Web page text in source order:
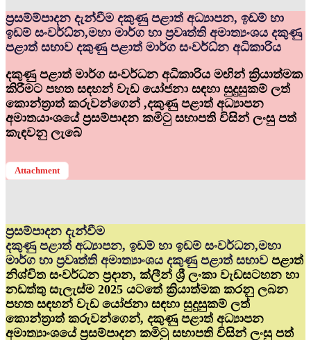
ප්‍රසම්ම්පාදන දැන්වීම දකුණු පළාත් අධ්‍යාපන, ඉඩම් හා
ඉඩම් සංවර්ධ්‍න,මහා මාර්ග හා ප්‍රවෘත්ති අමාත්‍යංශය දකුණු
පළාත් සභාව දකුණු පළාත් මාර්ග සංවර්ධ්‍න අධිකාරිය
දකුණු පළාත් මාර්ග සංවර්ධන අධිකාරිය මඟින් ක්‍රියාත්මක
කිරීමට පහත සඳහන් වැඩ යෝජනා සඳහා සුදුසුකම් ලත්
කොන්ත්‍රාත් කරුවන්ගෙන් ,දකුණු පළාත් අධ්‍යාපන
අමාතයාංශයේ ප්‍රසම්පාදන කමිටු සභාපති විසින් ලංසු පත්
කැඳවනු ලැබේ
Attachment
ප්‍රසම්පාදන දැන්වීම
දකුණු පළාත් අධ්‍යාපන, ඉඩම් හා ඉඩම් සංවර්ධන,මහා
මාර්ග හා ප්‍රවෘත්ති අමාත්‍යාංශය දකුණු පළාත් සභාව පළාත්
නිශ්චිත සංවර්ධන ප්‍රදාන, ක්ලීන් ශ්‍රී ලංකා වැඩසටහන හා
නඩත්තු සැලැස්ම 2025 යටතේ ක්‍රියාත්මක කරනු ලබන
පහත සඳහන් වැඩ යෝජනා සඳහා සුදුසුකම් ලත්
කොන්ත්‍රාත් කරුවන්ගෙන්, දකුණු පළාත් අධ්‍යාපන
අමාත්‍යාංශයේ ප්‍රසම්පාදන කමිටු සභාපති විසින් ලංසු පත්